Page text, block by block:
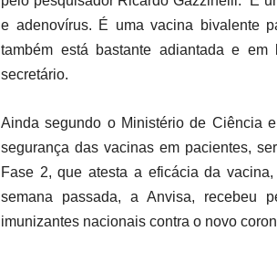
e adenovírus. É uma vacina bivalente
também está bastante adiantada e
secretário.
Ainda segundo o Ministério de Ciência
segurança das vacinas em pacientes,
Fase 2, que atesta a eficácia da
semana passada, a Anvisa, recebeu
imunizantes nacionais contra o novo